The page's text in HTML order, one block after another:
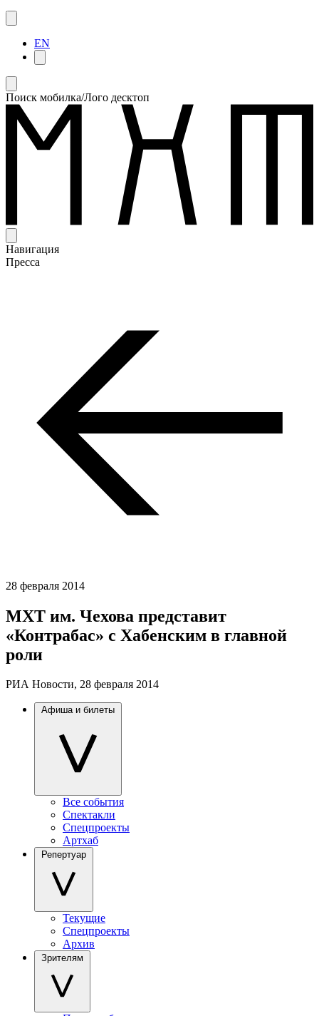
EN
Поиск мобилка/Лого десктоп
Навигация
Пресса
28 февраля 2014
МХТ им. Чехова представит
«Контрабас» с Хабенским в главной
роли
РИА Новости, 28 февраля 2014
Афиша и билеты
Все события
Спектакли
Спецпроекты
Артхаб
Репертуар
Текущие
Спецпроекты
Архив
Зрителям